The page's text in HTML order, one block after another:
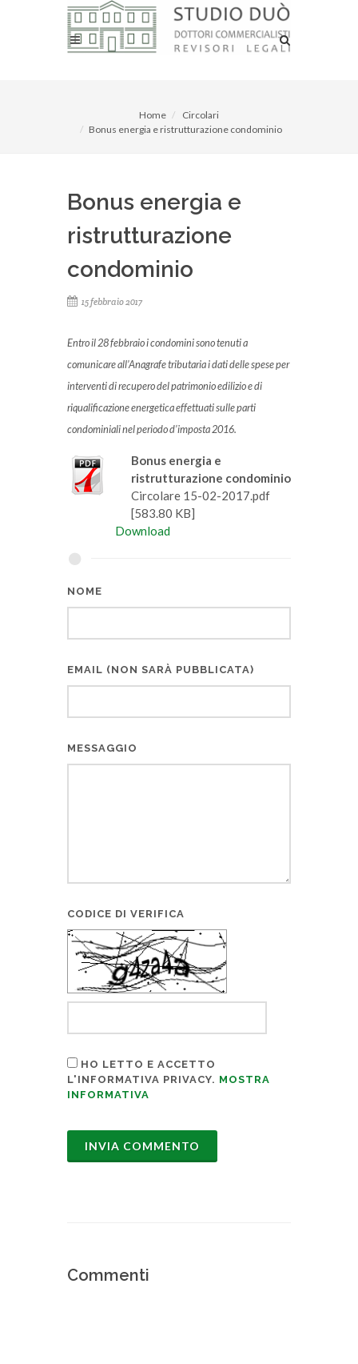
Home
Circolari
Bonus energia e ristrutturazione condominio
Bonus energia e
ristrutturazione
condominio
15 febbraio 2017
Entro il 28 febbraio i condomini sono tenuti a
comunicare all’Anagrafe tributaria i dati delle spese per
interventi di recupero del patrimonio edilizio e di
riqualificazione energetica effettuati sulle parti
condominiali nel periodo d’imposta 2016.
Bonus energia e
ristrutturazione condominio
Circolare 15-02-2017.pdf
[583.80 KB]
Download
NOME
EMAIL (NON SARÀ PUBBLICATA)
MESSAGGIO
CODICE DI VERIFICA
HO LETTO E ACCETTO
L'INFORMATIVA PRIVACY. MOSTRA
INFORMATIVA
Commenti